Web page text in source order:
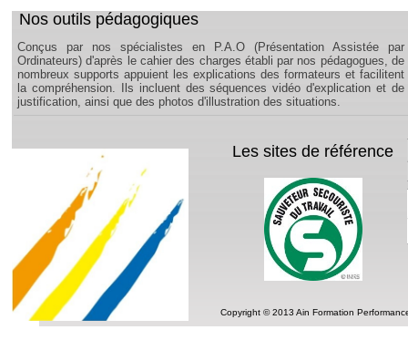
Nos outils pédagogiques
Conçus par nos spécialistes en P.A.O (Présentation Assistée par
Ordinateurs) d'après le cahier des charges établi par nos pédagogues, de
nombreux supports appuient les explications des formateurs et facilitent
la compréhension. Ils incluent des séquences vidéo d'explication et de
justification, ainsi que des photos d'illustration des situations.
Les sites de référence
Copyright © 2013 Ain Formation